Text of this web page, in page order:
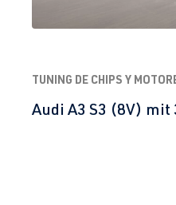
TUNING DE CHIPS Y
Audi A3 S3 (8V) mit